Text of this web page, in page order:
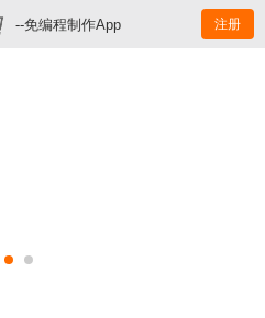
--免编程制作App 注册